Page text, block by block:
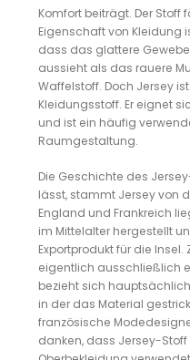
Komfort beiträgt. Der Stoff
Eigenschaft von Kleidung
dass das glattere
aussieht als das rauere
Waffelstoff. Doch Jersey
Kleidungsstoff. Er eignet
und ist ein häufig
Raumgestaltung.
Die Geschichte des
lässt, stammt Jersey von
England und Frankreich
im Mittelalter hergestellt
Exportprodukt für die
eigentlich ausschließlich
bezieht sich
in der das Material
französische
danken, dass Jersey-